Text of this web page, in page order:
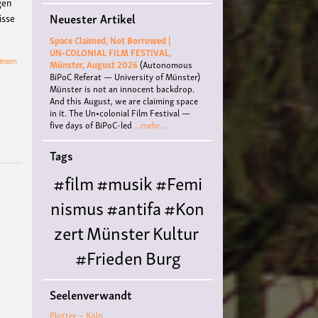
Widerstand,
Selbstverwaltung
gesellschaftlicher
Neuester Artikel
Space Claimed, Not Borrowed |
UN•COLONIAL FILM FESTIVAL,
Münster, August 2026(Autonomous
BiPoC Referat — University of Münster)
Münster is not an innocent backdrop.
And this August, we are claiming space
in it. The Un•colonial Film Festival —
five days of BiPoC-led ...mehr...
Tags
#film#musik#Femi
nismus#antifa#Kon
zertMünsterKultur
#FriedenBurg
Hülshoffliteratur#
Queer#Workshop
Seelenverwandt
Plotter – Köln